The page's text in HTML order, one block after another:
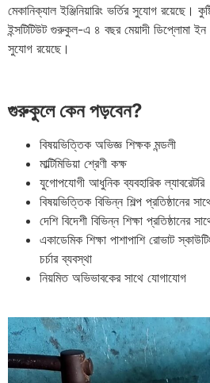
মেকানিক্যাল ইঞ্জিনিয়ারিং ভর্তির সুযোগ রয়েছে।
ইন্সটিটিউট গুরুকুল-এ ৪ বছর মেয়াদী ডিপ্লোমা ইন
সুযোগ রয়েছে।
গুরুকুলে কেন পড়বেন?
বিষয়ভিত্তিক অভিজ্ঞ শিক্ষক মন্ডলী
মাল্টিমিডিয়া শ্রেণী কক্ষ
যুগোপযোগী আধুনিক ব্যবহারিক ল্যাবরেটরি
বিষয়ভিত্তিক বিভিন্ন শিল্প প্রতিষ্ঠানের
দেশি বিদেশী বিভিন্ন শিক্ষা প্রতিষ্ঠানের
একাডেমিক শিক্ষা পাশাপাশি রোভাট
চর্চার ব্যবস্থা
নিয়মিত অভিভাবকের সাথে যোগাযোগ